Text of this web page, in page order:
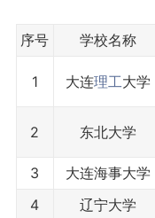
序号 学校名称
1 大连理工大学
2 东北大学
3
大连海事大学
4
辽宁大学